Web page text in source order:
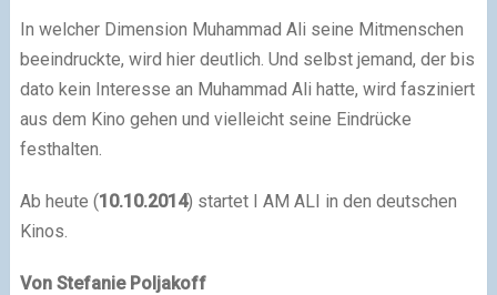
In welcher Dimension Muhammad Ali seine Mitmenschen
beeindruckte, wird hier deutlich. Und selbst jemand, der bis
dato kein Interesse an Muhammad Ali hatte, wird fasziniert
aus dem Kino gehen und vielleicht seine Eindrücke
festhalten.
Ab heute (10.10.2014) startet I AM ALI in den deutschen
Kinos.
Von Stefanie Poljakoff